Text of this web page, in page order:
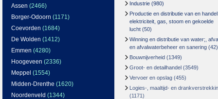
Assen (2466)
Borger-Odoorn (1171)
Coevorden (1684)
De Wolden (1412)
Emmen (4280)
Hoogeveen (2336)
Meppel (1554)
Midden-Drenthe (1620)
Noordenveld (1344)
Industrie (980)
Productie en distributie van en
elektriciteit, gas, stoom en gekoelde
lucht (50)
Winning en distributie van water;,
en afvalwaterbeheer en sanering (42)
Bouwnijverheid (1349)
Groot- en detailhandel (3549)
Vervoer en opslag (455)
Logies-, maaltijd- en
(1171)